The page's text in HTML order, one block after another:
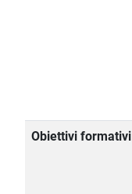
Obiettivi formativi